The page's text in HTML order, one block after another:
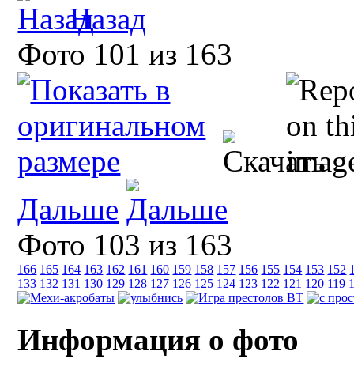
Назад
Фото 101 из 163
Дальше
Фото 103 из 163
166 165 164 163 162 161 160 159 158 157 156 155 154 153 152
133 132 131 130 129 128 127 126 125 124 123 122 121 120 119
Информация о фото